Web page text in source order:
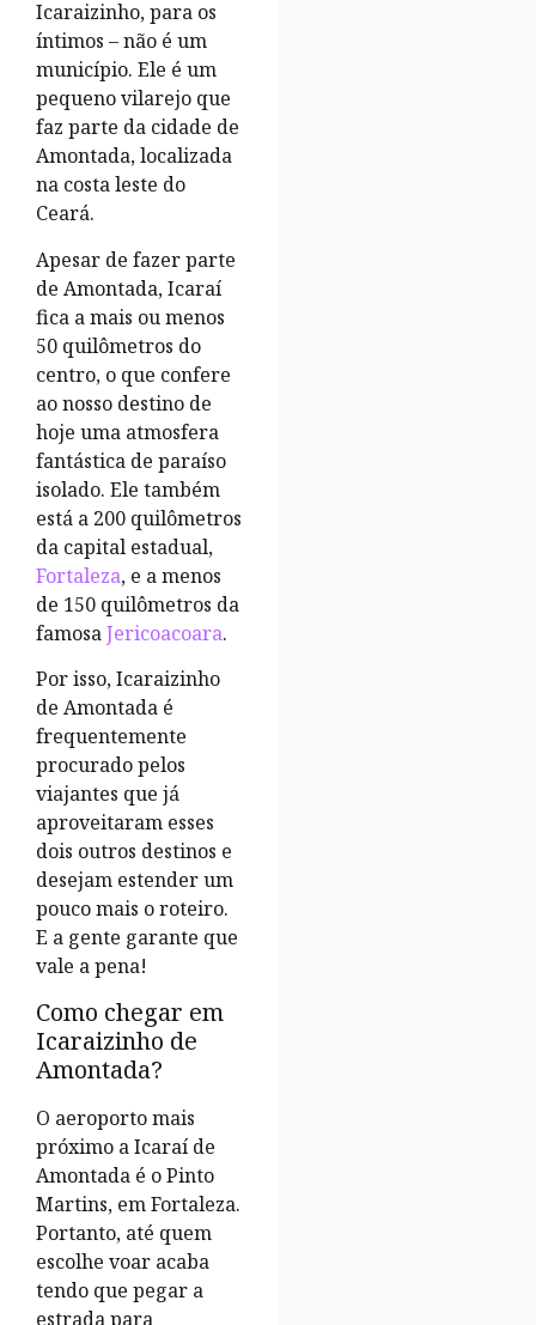
Icaraizinho, para os
íntimos – não é um
município. Ele é um
pequeno vilarejo que
faz parte da cidade de
Amontada, localizada
na costa leste do
Ceará.
Apesar de fazer parte
de Amontada, Icaraí
fica a mais ou menos
50 quilômetros do
centro, o que confere
ao nosso destino de
hoje uma atmosfera
fantástica de paraíso
isolado. Ele também
está a 200 quilômetros
da capital estadual,
Fortaleza, e a menos
de 150 quilômetros da
famosaJericoacoara.
Por isso, Icaraizinho
de Amontada é
frequentemente
procurado pelos
viajantes que já
aproveitaram esses
dois outros destinos e
desejam estender um
pouco mais o roteiro.
E a gente garante que
vale a pena!
Como chegar em
Icaraizinho de
Amontada?
O aeroporto mais
próximo a Icaraí de
Amontada é o Pinto
Martins, em Fortaleza.
Portanto, até quem
escolhe voar acaba
tendo que pegar a
estrada para